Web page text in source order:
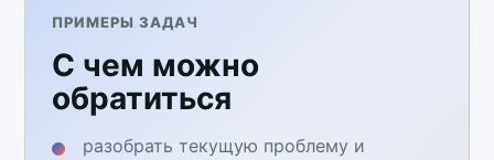
ПРИМЕРЫ ЗАДАЧ
С чем можно
обратиться
разобрать текущую проблему и